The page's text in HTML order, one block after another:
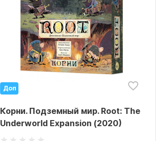
Доп
Корни. Подземный мир. Root: The
Underworld Expansion (2020)